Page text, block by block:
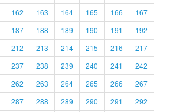
162 163 164 165 166
167
187 188 189 190 191
192
212 213 214 215 216
217
237 238 239 240 241
242
262 263 264 265 266
267
287 288 289 290 291 292